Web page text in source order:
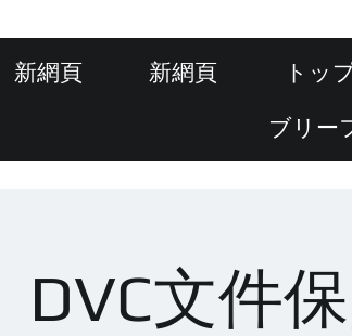
新網頁 新網頁 トッ
ブリー
DVC文件